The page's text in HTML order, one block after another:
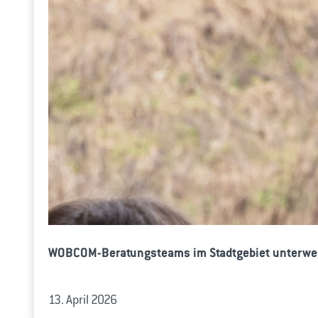
WOBCOM-Beratungsteams im Stadtgebiet
13. April 2026